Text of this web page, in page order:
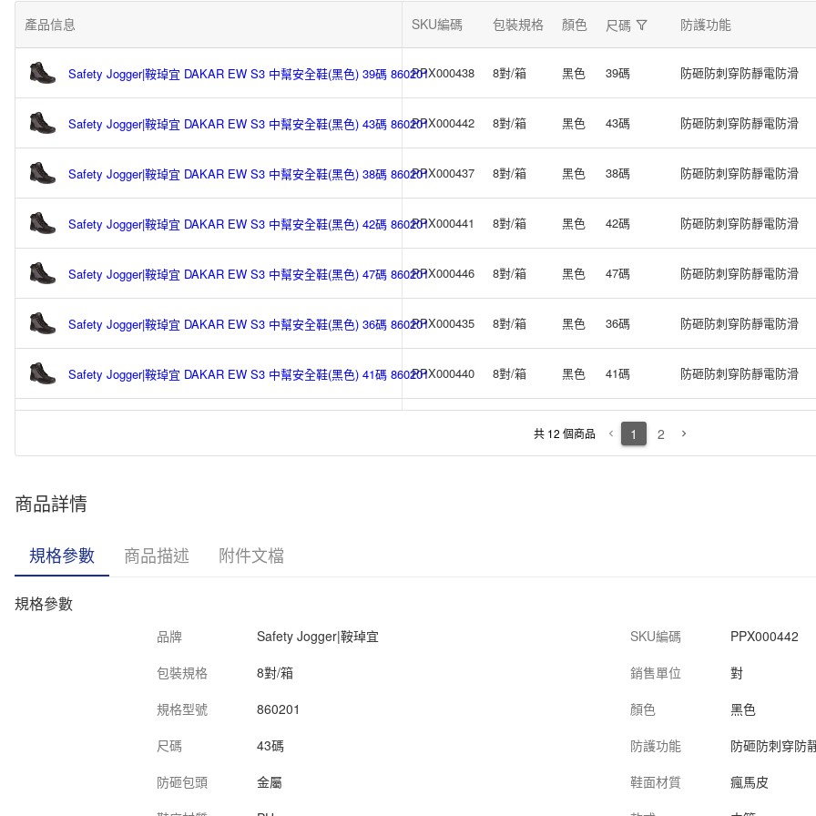
產品信息 SKU編碼 包裝規格 顏色 尺碼 防護功能
Safety Jogger|鞍琸宜 DAKAR EW S3 中幫安全鞋(黑色) 39碼 860201PPX000438 8對/箱 黑色 39碼 防砸防刺穿防靜電防滑
Safety Jogger|鞍琸宜 DAKAR EW S3 中幫安全鞋(黑色) 43碼 860201PPX000442 8對/箱 黑色 43碼 防砸防刺穿防靜電防滑
Safety Jogger|鞍琸宜 DAKAR EW S3 中幫安全鞋(黑色) 38碼 860201PPX000437 8對/箱 黑色 38碼 防砸防刺穿防靜電防滑
Safety Jogger|鞍琸宜 DAKAR EW S3 中幫安全鞋(黑色) 42碼 860201PPX000441 8對/箱 黑色 42碼 防砸防刺穿防靜電防滑
Safety Jogger|鞍琸宜 DAKAR EW S3 中幫安全鞋(黑色) 47碼 860201PPX000446 8對/箱 黑色 47碼 防砸防刺穿防靜電防滑
Safety Jogger|鞍琸宜 DAKAR EW S3 中幫安全鞋(黑色) 36碼 860201PPX000435 8對/箱 黑色 36碼 防砸防刺穿防靜電防滑
Safety Jogger|鞍琸宜 DAKAR EW S3 中幫安全鞋(黑色) 41碼 860201PPX000440 8對/箱 黑色 41碼 防砸防刺穿防靜電防滑
37碼
共 12 個商品 keyboard_arrow_left 1 2 keyboard_arrow_right
商品詳情
規格參數 商品描述 附件文檔
規格參數
品牌 Safety Jogger|鞍琸宜 SKU編碼
PPX000442
包裝規格
8對/箱 銷售單位
對
規格型號
860201 顏色
黑色
尺碼
43碼 防護功能
防砸防刺穿防
防砸包頭
金屬 鞋面材質
瘋馬皮